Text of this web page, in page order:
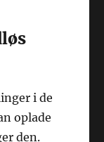
i de
oplade
den.